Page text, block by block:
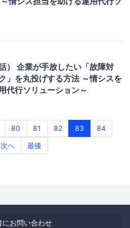
） 企業が手放したい「故障対
」を丸投げする方法 ～情シスを
代行ソリューション～
80 81 82 83
84
次へ 最後
にお問い合わせ